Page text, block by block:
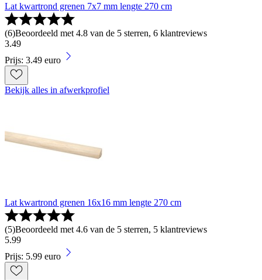
Lat kwartrond grenen 7x7 mm lengte 270 cm
(6)Beoordeeld met 4.8 van de 5 sterren, 6 klantreviews
3.49
Prijs: 3.49 euro
Bekijk alles in afwerkprofiel
Lat kwartrond grenen 16x16 mm lengte 270 cm
(5)Beoordeeld met 4.6 van de 5 sterren, 5 klantreviews
5.99
Prijs: 5.99 euro